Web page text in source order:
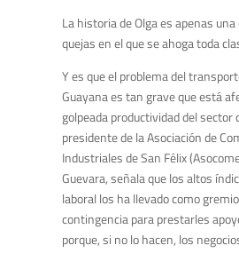
La historia de Olga es apenas
quejas en el que se ahoga toda
Y es que el problema del
Guayana es tan grave que está
golpeada productividad del sector
presidente de la Asociación de
Industriales de San Félix
Guevara, señala que los altos
laboral los ha llevado como
contingencia para prestarles
porque, si no lo hacen, los